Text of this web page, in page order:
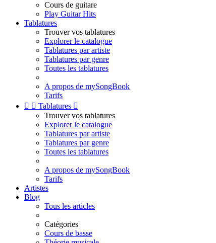
Cours de guitare
Play Guitar Hits
Tablatures
Trouver vos tablatures
Explorer le catalogue
Tablatures par artiste
Tablatures par genre
Toutes les tablatures
A propos de mySongBook
Tarifs
  Tablatures 
Trouver vos tablatures
Explorer le catalogue
Tablatures par artiste
Tablatures par genre
Toutes les tablatures
A propos de mySongBook
Tarifs
Artistes
Blog
Tous les articles
Catégories
Cours de basse